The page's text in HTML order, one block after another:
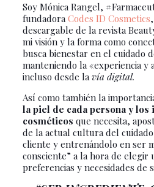
Soy Mónica Rangel,
fundadoraCodes ID Cosmetics
descargable de la revista
mi visión y la forma como
busca bienestar en el cuidado
manteniendo la «experiencia y
incluso desde lavía digital.
Así como también la
la piel de cada persona y los
cosméticos que necesita,
de la actual cultura del
cliente y entrenándolo en ser
consciente” a la hora de elegir
preferencias y necesidades de